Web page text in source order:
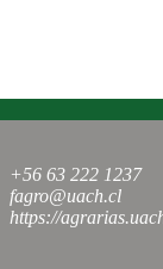
+56 63 222 1237
fagro@uach.cl
https://